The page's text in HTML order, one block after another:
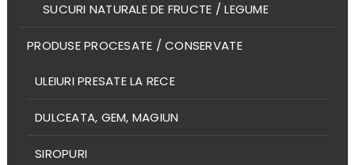
SUCURI NATURALE DE FRUCTE / LEGUME
PRODUSE PROCESATE / CONSERVATE
ULEIURI PRESATE LA RECE
DULCEATA, GEM, MAGIUN
SIROPURI